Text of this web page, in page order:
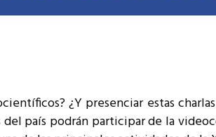
de Colaboración
¿Y presenciar estas
del país podrán participar de la